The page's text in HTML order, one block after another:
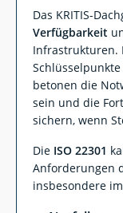
Das KRITIS-
Verfügbarkeit
Infrastrukturen.
betonen die
sein und die
sichern, wenn
Die ISO 22301
Anforderungen
insbesondere